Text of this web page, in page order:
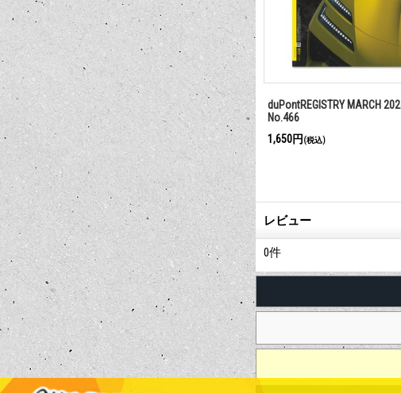
No.465
duPontREGISTRY February 2025
No.477
1,650円(税込)
duPontREGISTRY March 2025
No.478
1,650円 (税込)
レビュー
0件